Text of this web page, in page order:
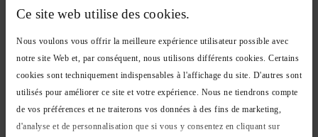
Ce site web utilise des cookies.
Nous voulons vous offrir la meilleure expérience utilisateur possible avec
notre site Web et, par conséquent, nous utilisons différents cookies. Certains
cookies sont techniquement indispensables à l'affichage du site. D'autres sont
utilisés pour améliorer ce site et votre expérience. Nous ne tiendrons compte
de vos préférences et ne traiterons vos données à des fins de marketing,
d'analyse et de personnalisation que si vous y consentez en cliquant sur
Votre environnement est bruyant ? Obtenez un devis pour une
fenêtre de toit adaptée à vos besoins.